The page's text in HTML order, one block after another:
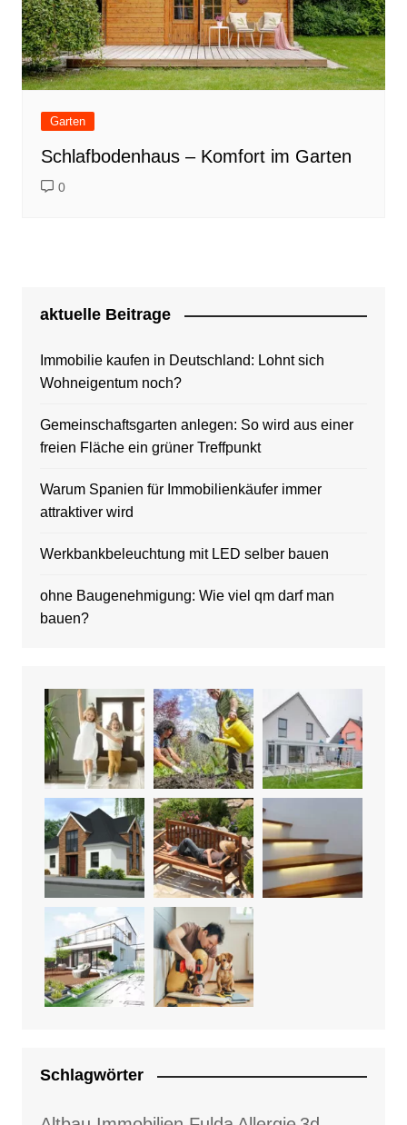
Garten
Schlafbodenhaus – Komfort im Garten
0
aktuelle Beitrage
Immobilie kaufen in Deutschland: Lohnt sich
Wohneigentum noch?
Gemeinschaftsgarten anlegen: So wird aus einer
freien Fläche ein grüner Treffpunkt
Warum Spanien für Immobilienkäufer immer
attraktiver wird
Werkbankbeleuchtung mit LED selber bauen
ohne Baugenehmigung: Wie viel qm darf man
bauen?
Schlagwörter